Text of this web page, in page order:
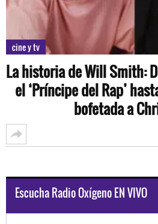
cine y tv
La historia de Will Smith:
el ‘Príncipe del Rap’
bofetada a
Escucha Radio Oxígeno EN VIVO